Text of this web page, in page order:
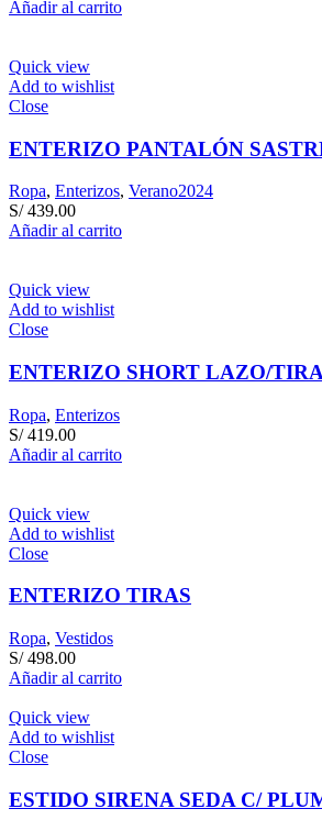
Añadir al carrito
Quick view
Add to wishlist
Close
ENTERIZO PANTALÓN
Ropa, Enterizos, Verano2024
S/439.00
Añadir al carrito
Quick view
Add to wishlist
Close
ENTERIZO SHORT LAZO/
Ropa, Enterizos
S/419.00
Añadir al carrito
Quick view
Add to wishlist
Close
ENTERIZO TIRAS
Ropa, Vestidos
S/498.00
Añadir al carrito
Quick view
Add to wishlist
Close
ESTIDO SIRENA SEDA C/